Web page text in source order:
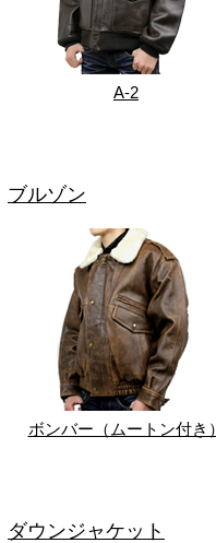
A-2
ブルゾン
ボンバー（ムートン付き）
ダウンジャケット